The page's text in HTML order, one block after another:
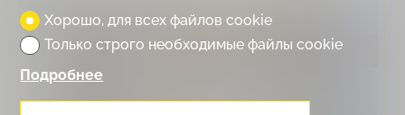
Хорошо, для всех файлов cookie
Только строго необходимые файлы cookie
Подробнее